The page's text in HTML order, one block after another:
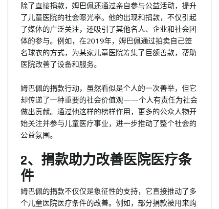
除了直接捐款，姆巴佩还通过亲自参与公益活动，提升
了儿童医院的社会曝光率。他的出现和捐款，不仅引起
了媒体的广泛关注，还吸引了其他名人、企业和社会团
体的参与。例如，在2019年，姆巴佩通过拍卖自己签
名球衣的方式，为某家儿童医院筹集了巨额善款，帮助
医院改善了设备和服务。
姆巴佩的捐款行动，虽然看似是个人的一次善举，但它
却传递了一种重要的社会价值观——个人有责任为社会
做出贡献。通过他这样的榜样作用，更多的公众人物开
始关注并参与儿童医疗事业，进一步推动了整个社会的
公益氛围。
2、捐款助力改善医院医疗条
件
姆巴佩的捐款不仅仅是象征性的支持，它直接推动了多
个儿童医院医疗条件的改善。例如，部分捐款被用来购